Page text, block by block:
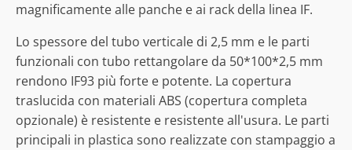
magnificamente alle panche e ai rack della linea IF.
Lo spessore del tubo verticale di 2,5 mm e le parti
funzionali con tubo rettangolare da 50*100*2,5 mm
rendono IF93 più forte e potente. La copertura
traslucida con materiali ABS (copertura completa
opzionale) è resistente e resistente all'usura. Le parti
principali in plastica sono realizzate con stampaggio a